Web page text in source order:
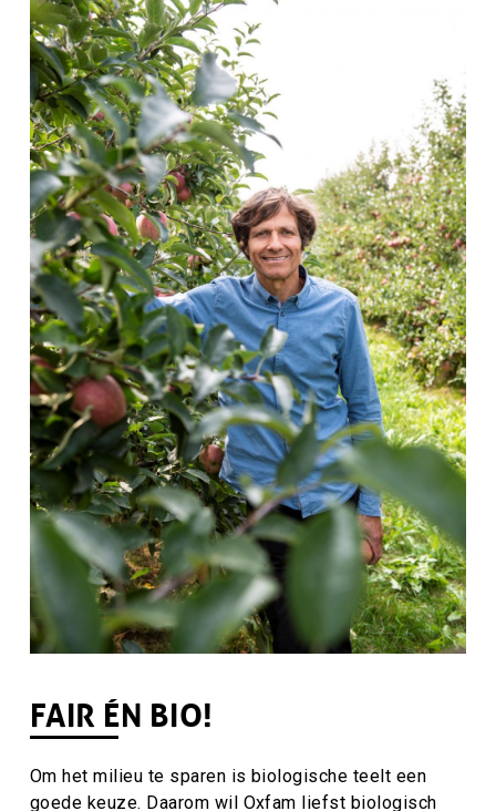
Afbeelding
FAIR ÉN BIO!
Om het milieu te sparen is biologische teelt een
goede keuze. Daarom wil Oxfam liefst biologisch